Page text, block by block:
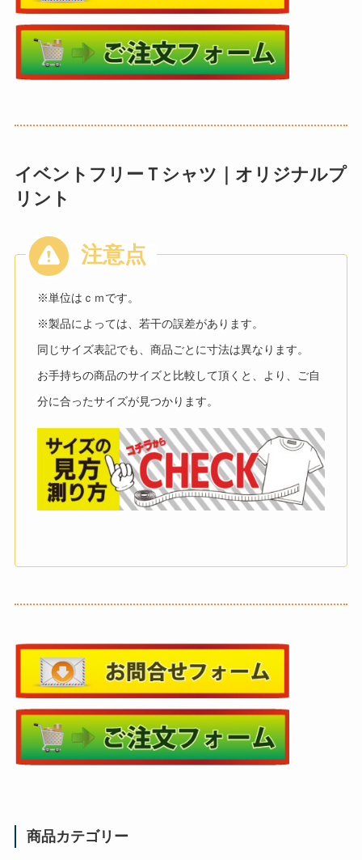
イベントフリーＴシャツ｜オリジナルプ
リント
※単位はｃｍです。
※製品によっては、若干の誤差があります。
同じサイズ表記でも、商品ごとに寸法は異なります。
お手持ちの商品のサイズと比較して頂くと、より、ご自
分に合ったサイズが見つかります。
商品カテゴリー